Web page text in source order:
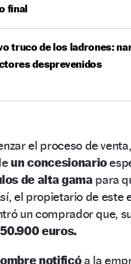
final
truco de los ladrones:
desprevenidos
el proceso de venta,
un concesionario
de alta gama para
el propietario de este
un comprador que,
50.900 euros.
notificóa la